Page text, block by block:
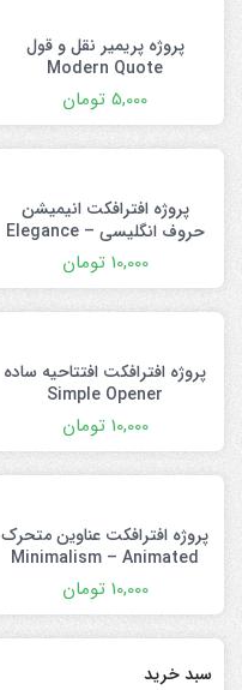
پروژه پریمیر نقل و قول
Modern Quote
5,000 تومان
پروژه افترافکت انیمیشن
حروف انگلیسی Elegance –
Animated Handwriting
Typeface10,000 تومان
پروژه افترافکت افتتاحیه ساده
Simple Opener
10,000 تومان
پروژه افترافکت عناوین متحرک
Minimalism – Animated
Titles10,000 تومان
سبد خرید